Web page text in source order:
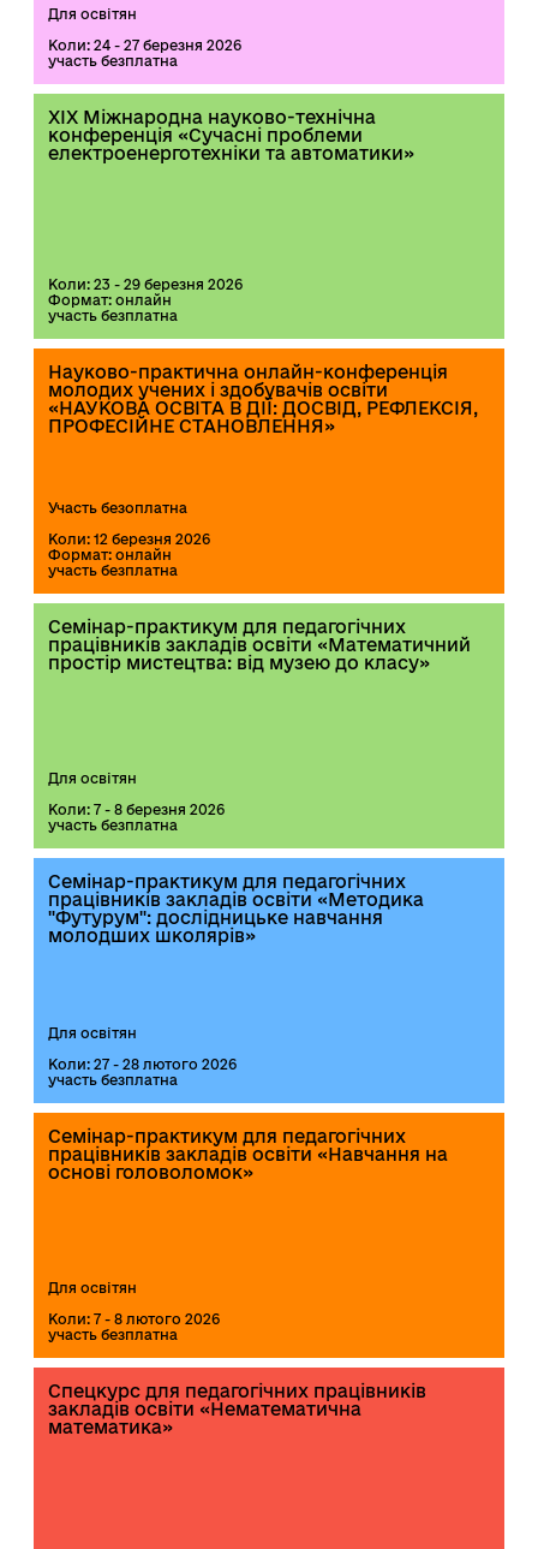
Для освітян
Коли: 24 - 27 березня 2026
участь безплатна
XIX Міжнародна науково-технічна
конференція «Сучасні проблеми
електроенерготехніки та автоматики»
Коли: 23 - 29 березня 2026
Формат: онлайн
участь безплатна
Науково-практична онлайн-конференція
молодих учених і здобувачів освіти
«НАУКОВА ОСВІТА В ДІЇ: ДОСВІД, РЕФЛЕКСІЯ,
ПРОФЕСІЙНЕ СТАНОВЛЕННЯ»
Участь безоплатна
Коли: 12 березня 2026
Формат: онлайн
участь безплатна
Семінар-практикум для педагогічних
працівників закладів освіти «Математичний
простір мистецтва: від музею до класу»
Для освітян
Коли: 7 - 8 березня 2026
участь безплатна
Семінар-практикум для педагогічних
працівників закладів освіти «Методика
"Футурум": дослідницьке навчання
молодших школярів»
Для освітян
Коли: 27 - 28 лютого 2026
участь безплатна
Семінар-практикум для педагогічних
працівників закладів освіти «Навчання на
основі головоломок»
Для освітян
Коли: 7 - 8 лютого 2026
участь безплатна
Спецкурс для педагогічних працівників
закладів освіти «Нематематична
математика»